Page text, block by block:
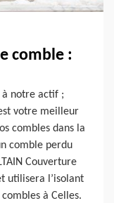
comble :
à notre actif ;
votre meilleur
combles dans la
comble perdu
Couverture
utilisera l’isolant
à Celles.